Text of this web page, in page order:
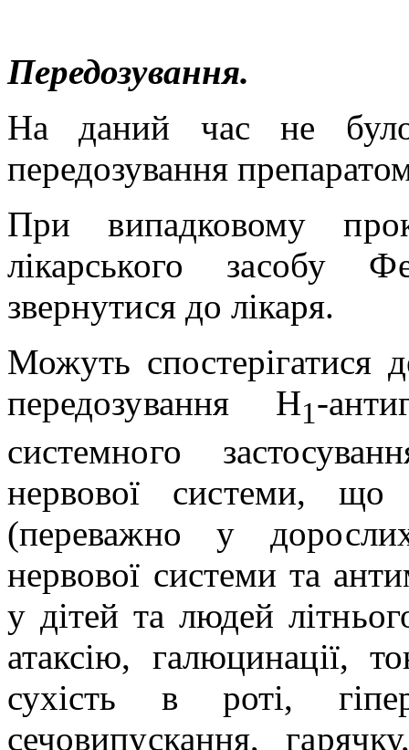
Передозування.
На даний час не
передозування
При випадковому
лікарського засобу
звернутися до лікаря.
Можуть спостерігатися
передозування Н1-
системного
нервової системи, що
(переважно у
нервової системи та
у дітейта людей
атаксію, галюцинації,
сухість в роті,
сечовипускання,